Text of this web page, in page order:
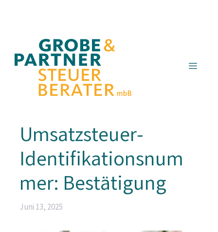
Menü
Umsatzsteuer-
Identifikationsnum
mer: Bestätigung
Juni 13, 2025